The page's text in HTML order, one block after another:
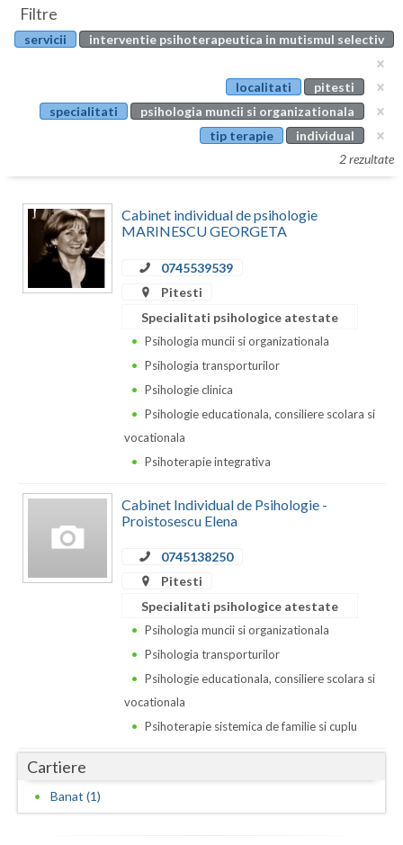
Botosani
Calarasi
Caras-Severin
Giurgiu
Mures
Articole
Evenimente
Membri
Filtre
servicii interventie psihoterapeutica in mutismul selectiv
localitati
pitesti
specialitati
psihologia muncii si organizationala
tip terapie
individual
2 rezultate
Cabinet individual de psihologie
MARINESCU GEORGETA
0745539539
Pitesti
Specialitati psihologice atestate
Psihologia muncii si organizationala
Psihologia transporturilor
Psihologie clinica
Psihologie educationala, consiliere scolara si
vocationala
Psihoterapie integrativa
Cabinet Individual de Psihologie -
Proistosescu Elena
0745138250
Pitesti
Specialitati psihologice atestate
Psihologia muncii si organizationala
Psihologia transporturilor
Psihologie educationala, consiliere scolara si
vocationala
Psihoterapie sistemica de familie si cuplu
Cartiere
Banat (1)